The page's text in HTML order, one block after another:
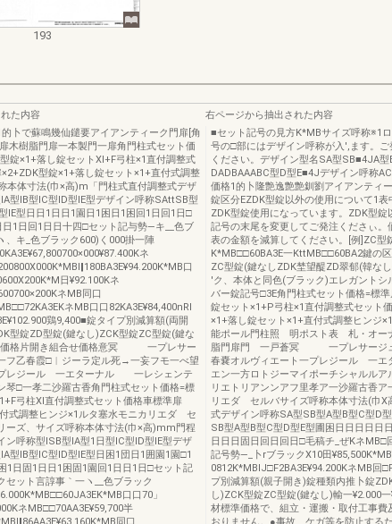
193
た内容
卜で蘇鳴幾仙鑓要アイアンティーク門扉[角
木樹脂門扉一本製門一扉角門柱式セット価
錠×1+落し錠セットXl+F弓柱×1直付調整式
型錠×1+落し錠セット×1+直付式調整
本体寸法(巾×高)m「門柱式直付調整式デザ
型IB型IC型ID型IE型デザイン呼称SAttSB型
IE型日日1日日1園日1困日1困回1日回1日□
日1日回1日日十四□セット記与勢―キ__色ブ
、キ_色ブラック600)く000掛一陣
ネ
口
日¥92.100Kネ
ネMB同口
ネMB口口82KA3E¥84,400nRl
鶏9,400■錠タイプ別減算額(両開
型錠ZD型錠(鍵なし)ZCK型錠ZC型錠(鍵な
価格片開き組合せ価格意冥 一プレサー
フ乙春霞□︱ジーラ定ル死→一妄フモ一べ望
プレジール 一エターナル 一レシェンテ
琴□一孝二沙羅古香角門柱式セット価格=標
弓柱Xl直付調整式セット価格車標準扉
式調整ヒンジ×1ルタ塞水モニカリエダ セ
ーズ、サイズ呼称本体寸法(巾×高)mm門程
ン呼称型ISB型IA型1日型IC型ID型IE型デザ
型IB型IC型ID型IE型日困1団日1囲園1園□1
1日固1日日1困固1園回1日日1日□セット記
セット言諄事｀一ヽ__色ブラック
口口70」
ネMB□□70AA3E¥59,700半
右ページから抽出された内容
■セット記号の見方K*MBサイズ呼称※1
号の□部にはデザイン呼称が入',ます。
ください。デザイン型名SA型SB■4JA
DADBAAABC型D型E■4Jデザイン呼称
価格1的卜隆艶逸艶艶釧劉アイアンティ
錠区分EZDK型錠以外の使用について1表
ZDK型錠使用になっています。ZDK型錠
記号の末尾を変更してご発注くださぃ。
表の金額を減算してください。[例]ZC型
K*MB□□60BA3E一KttMB□□60BA2鍵の
ZC型錠(鍵なしZDK埜望醍ZD翠郁(韓な
′ク、本体と同色(ブラック)エレガント
バー錠記号□3E角門柱式セット価格=標
錠セット×1+P弓柱×1直付調整式セット
×1+落し錠セット×1+直付式調整ヒンジ
能ポール門柱照 明ポスト表 札・オー
脂門扉門 一戸蒼冥 一プレサージュ
春嚢オルヴィエート一プレジール 一
エン一方ロトジーマイポーチシャルルア
リエトリアンンアフ里孝ア一沙羅古香ア
リエダ セルバサイズ呼称本体寸法(巾X
式デザイン呼称SA型SB型A型B型C型D
SB型A型B型C型D型E型圃困日日日日日
日日日固日回日回日□毛稿チ_ぜKネMB□
記号勢―_卜rブラックX10田
0812K*MBIJ□F2BA3E¥94.200KネMB回
プ別減算額(親子開き)錠種類内推卜錠
し)ZCK型錠ZC型錠(鍵なし)輸一¥2.000
材標準価格で、組立・運搬・取付工事費